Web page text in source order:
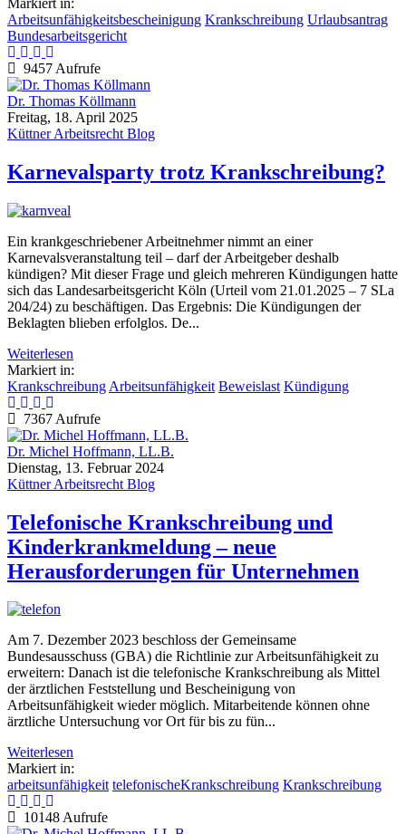
Arbeitsunfähigkeitsbescheinigung Krankschreibung Urlaubsantrag
Bundesarbeitsgericht
9457 Aufrufe
Dr. Thomas Köllmann
Freitag, 18. April 2025
Küttner Arbeitsrecht Blog
Karnevalsparty trotz Krankschreibung?
Ein krankgeschriebener Arbeitnehmer nimmt an einer
Karnevalsveranstaltung teil – darf der Arbeitgeber deshalb
kündigen? Mit dieser Frage und gleich mehreren Kündigungen hatte
sich das Landesarbeitsgericht Köln (Urteil vom 21.01.2025 – 7 SLa
204/24) zu beschäftigen. Das Ergebnis: Die Kündigungen der
Beklagten blieben erfolglos. De...
Weiterlesen
Markiert in:
Krankschreibung Arbeitsunfähigkeit Beweislast Kündigung
7367 Aufrufe
Dr. Michel Hoffmann, LL.B.
Dienstag, 13. Februar 2024
Küttner Arbeitsrecht Blog
Telefonische Krankschreibung und
Kinderkrankmeldung – neue
Herausforderungen für Unternehmen
Am 7. Dezember 2023 beschloss der Gemeinsame
Bundesausschuss (GBA) die Richtlinie zur Arbeitsunfähigkeit zu
erweitern: Danach ist die telefonische Krankschreibung als Mittel
der ärztlichen Feststellung und Bescheinigung von
Arbeitsunfähigkeit wieder möglich. Mitarbeitende können ohne
ärztliche Untersuchung vor Ort für bis zu fün...
Weiterlesen
Markiert in:
arbeitsunfähigkeit telefonischeKrankschreibung Krankschreibung
10148 Aufrufe